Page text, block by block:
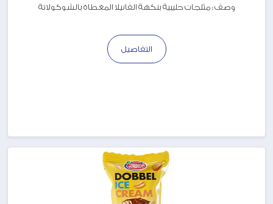
وصف : مثلجات حليبية بنكهة الفانيلا المغطاة بالشوكولاتة
التفاصيل